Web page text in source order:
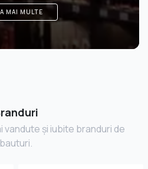
MAI MULTE
vandute și iubite branduri de
bauturi.